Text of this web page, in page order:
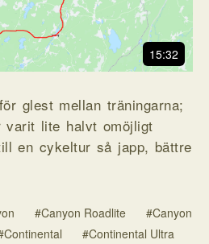
15:32
glest mellan träningarna;
lite halvt omöjligt
en cykeltur så japp, bättre
#Canyon Roadlite
#Canyon
#Continental Ultra